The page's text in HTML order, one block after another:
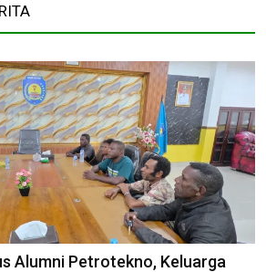
Alumni Petrotekno, Keluarga